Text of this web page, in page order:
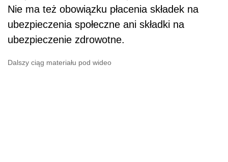
Nie ma też obowiązku płacenia składek na
ubezpieczenia społeczne ani składki na
ubezpieczenie zdrowotne.
Dalszy ciąg materiału pod wideo